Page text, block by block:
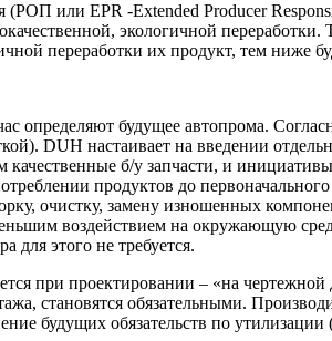
или EPR -Extended Producer
экологичной
переработки их продукт, тем ниже
определяют будущее автопрома.
DUH настаивает на введении
б/у запчасти, и
продуктов до
очистку, замену изношенных
воздействием на окружающую
для этого не требуется.
при проектировании – «на
становятся обязательными.
будущих обязательств по утилизации